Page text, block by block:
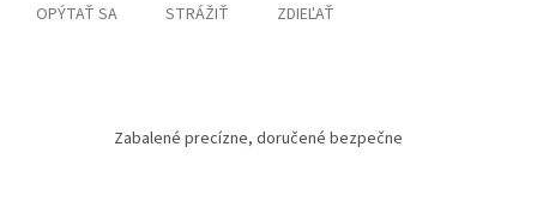
OPÝTAŤ SA STRÁŽIŤ ZDIEĽAŤ
Zabalené precízne, doručené bezpečne